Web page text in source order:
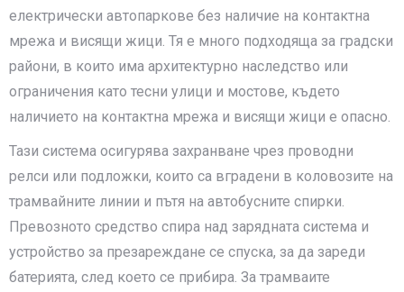
електрически автопаркове без наличие на контактна
мрежа и висящи жици. Тя е много подходяща за градски
райони, в които има архитектурно наследство или
ограничения като тесни улици и мостове, където
наличието на контактна мрежа и висящи жици е опасно.
Тази система осигурява захранване чрез проводни
релси или подложки, които са вградени в коловозите на
трамвайните линии и пътя на автобусните спирки.
Превозното средство спира над зарядната система и
устройство за презареждане се спуска, за да зареди
батерията, след което се прибира. За трамваите